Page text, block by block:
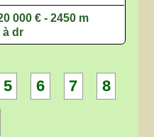
000 € - 2450 m
à dr
5 6 7 8